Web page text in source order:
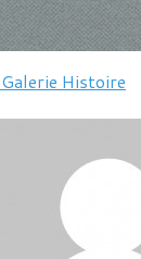
Galerie Histoire